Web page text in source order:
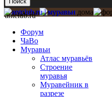
antclub.ru
Форум
ЧаВо
Муравьи
Атлас муравьёв
Строение
муравья
Муравейник в
разрезе